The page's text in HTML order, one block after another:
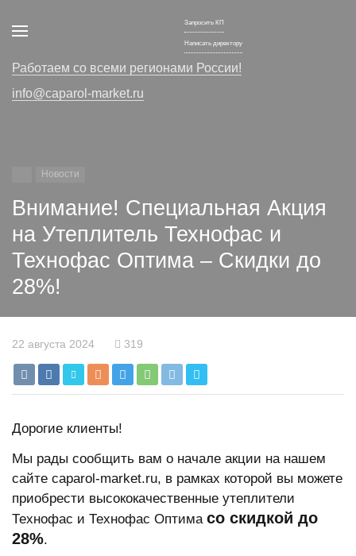
Запросить КП
Написать директору
Работаем со всеми регионами России!
info@caparol-market.ru
Новости
Внимание! Специальная Акция
на Утеплитель Технофас и
Технофас Оптима – Скидки до
28%!
22 августа 2024 319
Дорогие клиенты!
Мы рады сообщить вам о начале акции на нашем
сайте caparol-market.ru, в рамках которой вы можете
приобрести высококачественные утеплители
Технофас и Технофас Оптима со скидкой до
28%.